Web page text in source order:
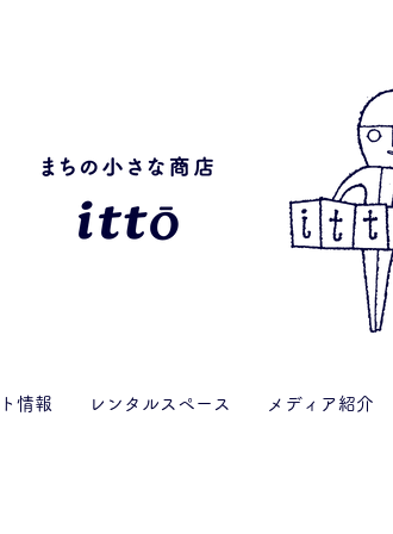
情報 レンタルスペース メディア紹介